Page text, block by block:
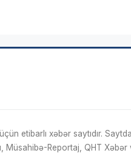
etibarlı xəbər saytıdır. Saytda
Reportaj, QHT